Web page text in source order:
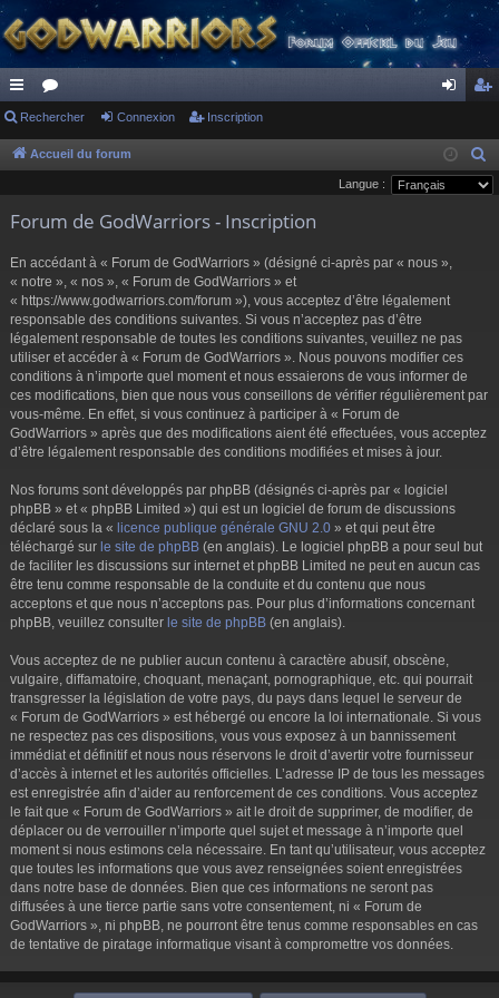
ac
co
ci
or
u
s
ne cri
pti
Rechercher Connexion Inscription
Accueil du forum
e
Langue :
Forum de GodWarriors - Inscription
En accédant à « Forum de GodWarriors » (désigné ci-après par « nous »,
« notre », « nos », « Forum de GodWarriors » et
« https://www.godwarriors.com/forum »), vous acceptez d’être légalement
responsable des conditions suivantes. Si vous n’acceptez pas d’être
légalement responsable de toutes les conditions suivantes, veuillez ne pas
utiliser et accéder à « Forum de GodWarriors ». Nous pouvons modifier ces
conditions à n’importe quel moment et nous essaierons de vous informer de
ces modifications, bien que nous vous conseillons de vérifier régulièrement par
vous-même. En effet, si vous continuez à participer à « Forum de
GodWarriors » après que des modifications aient été effectuées, vous acceptez
d’être légalement responsable des conditions modifiées et mises à jour.
Nos forums sont développés par phpBB (désignés ci-après par « logiciel
phpBB » et « phpBB Limited ») qui est un logiciel de forum de discussions
déclaré sous la « licence publique générale GNU 2.0 » et qui peut être
téléchargé sur le site de phpBB (en anglais). Le logiciel phpBB a pour seul but
de faciliter les discussions sur internet et phpBB Limited ne peut en aucun cas
être tenu comme responsable de la conduite et du contenu que nous
acceptons et que nous n’acceptons pas. Pour plus d’informations concernant
phpBB, veuillez consulter le site de phpBB (en anglais).
Vous acceptez de ne publier aucun contenu à caractère abusif, obscène,
vulgaire, diffamatoire, choquant, menaçant, pornographique, etc. qui pourrait
transgresser la législation de votre pays, du pays dans lequel le serveur de
« Forum de GodWarriors » est hébergé ou encore la loi internationale. Si vous
ne respectez pas ces dispositions, vous vous exposez à un bannissement
immédiat et définitif et nous nous réservons le droit d’avertir votre fournisseur
d’accès à internet et les autorités officielles. L’adresse IP de tous les messages
est enregistrée afin d’aider au renforcement de ces conditions. Vous acceptez
le fait que « Forum de GodWarriors » ait le droit de supprimer, de modifier, de
déplacer ou de verrouiller n’importe quel sujet et message à n’importe quel
moment si nous estimons cela nécessaire. En tant qu’utilisateur, vous acceptez
que toutes les informations que vous avez renseignées soient enregistrées
dans notre base de données. Bien que ces informations ne seront pas
diffusées à une tierce partie sans votre consentement, ni « Forum de
GodWarriors », ni phpBB, ne pourront être tenus comme responsables en cas
de tentative de piratage informatique visant à compromettre vos données.